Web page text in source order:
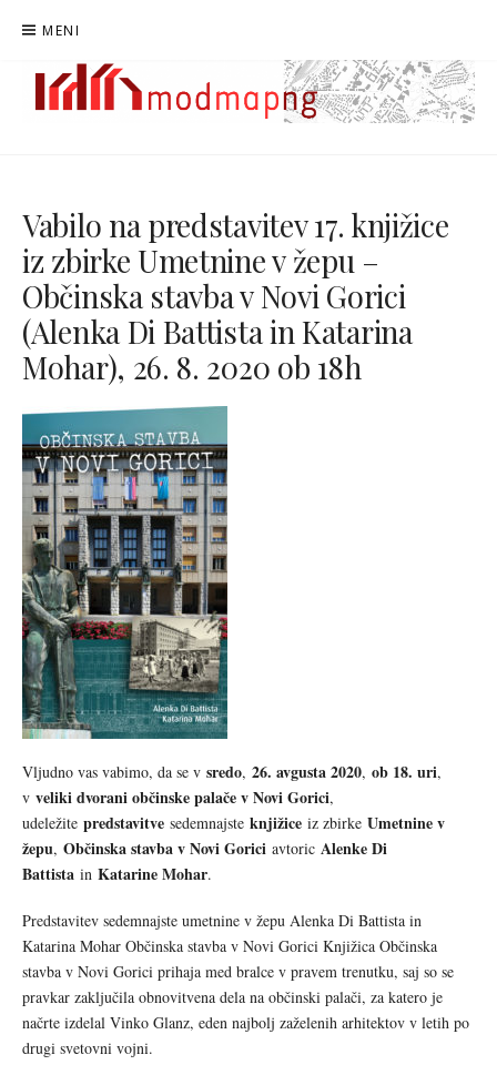
MENI
Vabilo na predstavitev 17. knjižice
iz zbirke Umetnine v žepu –
Občinska stavba v Novi Gorici
(Alenka Di Battista in Katarina
Mohar), 26. 8. 2020 ob 18h
Vljudno vas vabimo, da se v sredo, 26. avgusta 2020, ob 18. uri,
v veliki dvorani občinske palače v Novi Gorici,
udeležite predstavitve sedemnajste knjižice iz zbirke Umetnine v
žepu, Občinska stavba v Novi Gorici avtoric Alenke Di
Battista in Katarine Mohar.
Predstavitev sedemnajste umetnine v žepu Alenka Di Battista in
Katarina Mohar Občinska stavba v Novi Gorici Knjižica Občinska
stavba v Novi Gorici prihaja med bralce v pravem trenutku, saj so se
pravkar zaključila obnovitvena dela na občinski palači, za katero je
načrte izdelal Vinko Glanz, eden najbolj zaželenih arhitektov v letih po
drugi svetovni vojni.